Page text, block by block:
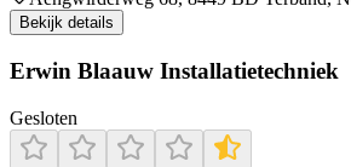
Bekijk details
Erwin Blaauw Installatietechniek
Gesloten